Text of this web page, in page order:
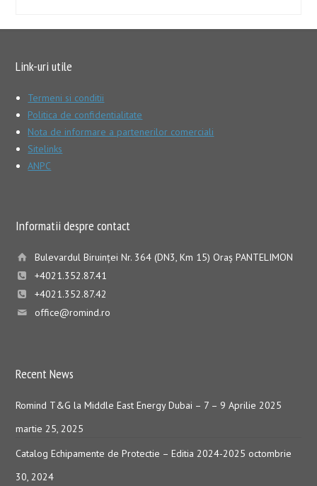
Link-uri utile
Termeni si conditii
Politica de confidentialitate
Nota de informare a partenerilor comerciali
Sitelinks
ANPC
Informatii despre contact
Bulevardul Biruinţei Nr. 364 (DN3, Km 15) Oraş PANTELIMON
+4021.352.87.41
+4021.352.87.42
office@romind.ro
Recent News
Romind T&G la Middle East Energy Dubai – 7 – 9 Aprilie 2025
martie 25, 2025
Catalog Echipamente de Protectie – Editia 2024-2025 octombrie
30, 2024